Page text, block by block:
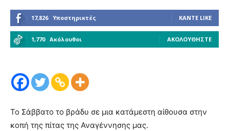
17,826 Υποστηρικτές ΚΆΝΤΕ LIKE
1,770 Ακόλουθοι ΑΚΟΛΟΥΘΉΣΤΕ
Το Σάββατο το βράδυ σε μια κατάμεστη αίθουσα στην
κοπή της πίτας της Αναγέννησης μας.